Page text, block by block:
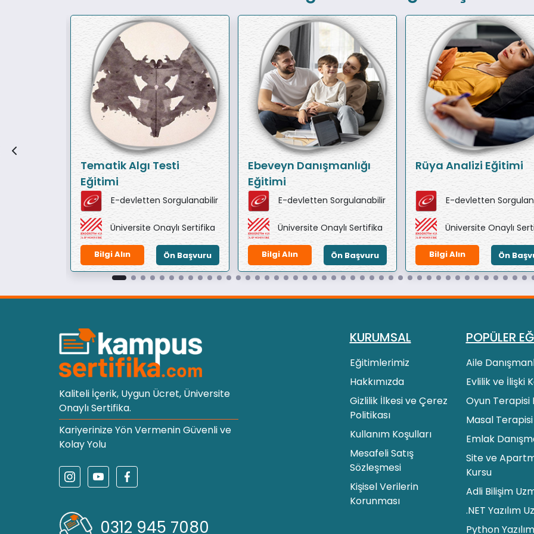
Tematik Algı Testi
Eğitimi
E-devletten Sorgulanabilir
Üniversite Onaylı Sertifika
Bilgi Alın Ön Başvuru
Ebeveyn Danışmanlığı
Eğitimi
E-devletten Sorgulanabilir
Üniversite Onaylı Sertifika
Bilgi Alın Ön Başvuru
Rüya Analizi Eğitimi
E-devletten
Üniversite Onaylı
Bilgi Alın Ön
Kaliteli İçerik, Uygun Ücret, Üniversite
Onaylı Sertifika.
Kariyerinize Yön Vermenin Güvenli ve
Kolay Yolu
0312 945 7080
KURUMSAL
Eğitimlerimiz
Hakkımızda
Gizlilik İlkesi ve Çerez
Politikası
Kullanım Koşulları
Mesafeli Satış
Sözleşmesi
Kişisel Verilerin
Korunması
POPÜLER
Aile
Evlilik ve İlişki
Oyun Terapisi
Masal
Emlak
Site ve
Kursu
Adli Bilişim
.NET Yazılım
Python